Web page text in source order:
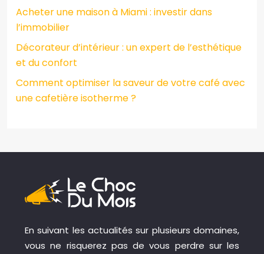
Acheter une maison à Miami : investir dans
l’immobilier
Décorateur d’intérieur : un expert de l’esthétique
et du confort
Comment optimiser la saveur de votre café avec
une cafetière isotherme ?
En suivant les actualités sur plusieurs domaines,
vous ne risquerez pas de vous perdre sur les